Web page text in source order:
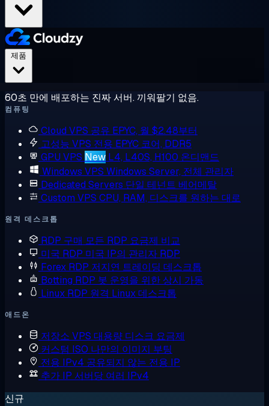
60초 만에 배포하는 진짜 서버. 끼워팔기 없음.
컴퓨팅
Cloud VPS 공유 EPYC, 월 $2.48부터
고성능 VPS 전용 EPYC 코어, DDR5
GPU VPS New L4, L40S, H100 온디맨드
Windows VPS Windows Server, 전체 관리자
Dedicated Servers 단일 테넌트 베어메탈
Custom VPS CPU, RAM, 디스크를 원하는 대로
원격 데스크톱
RDP 구매 모든 RDP 요금제 비교
미국 RDP 미국 IP의 관리자 RDP
Forex RDP 저지연 트레이딩 데스크톱
Botting RDP 봇 운영을 위한 상시 가동
Linux RDP 원격 Linux 데스크톱
애드온
저장소 VPS 대용량 디스크 요금제
커스텀 ISO 나만의 이미지 부팅
전용 IPv4 공유되지 않는 전용 IP
추가 IP 서버당 여러 IPv4
신규